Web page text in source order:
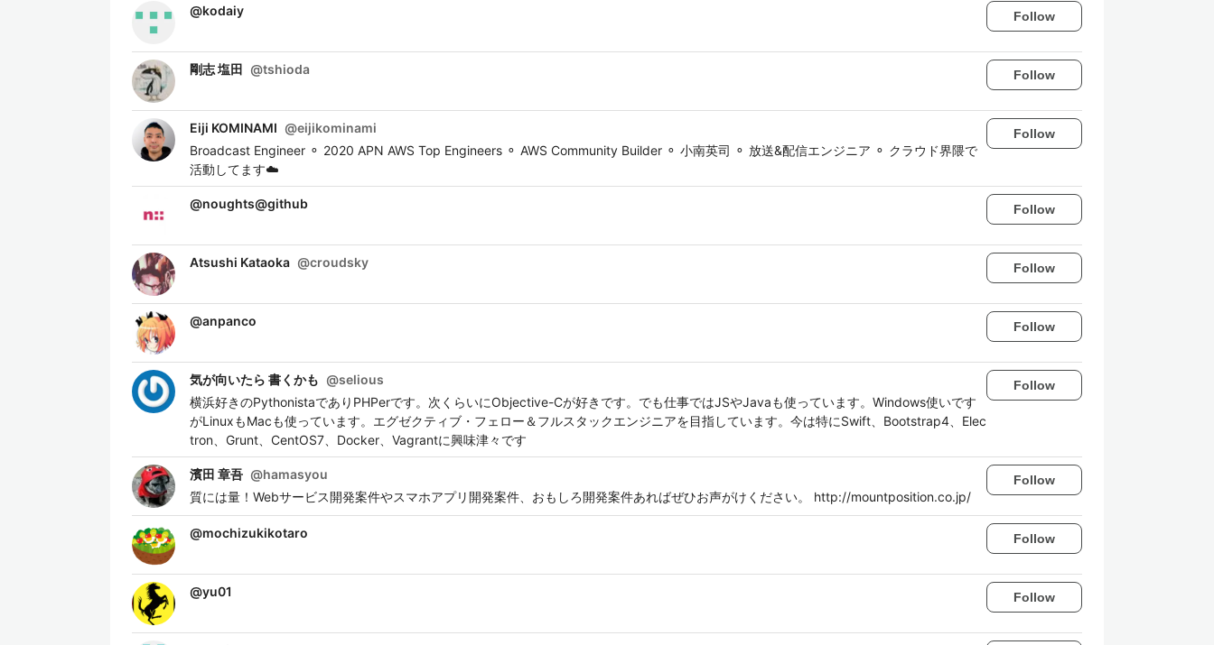
@kodaiy Follow
剛志 塩田 @tshioda Follow
Eiji KOMINAMI @eijikominami
Broadcast Engineer ⚬ 2020 APN AWS Top Engineers ⚬ AWS Community Builder ⚬ 小南英司 ⚬ 放送&配信エンジニア ⚬ クラウド界隈で
活動してます☁️
Follow
@noughts@github Follow
Atsushi Kataoka @croudsky Follow
@anpanco Follow
気が向いたら 書くかも @selious
横浜好きのPythonistaでありPHPerです。次くらいにObjective-Cが好きです。でも仕事ではJSやJavaも使っています。Windows使いです
がLinuxもMacも使っています。エグゼクティブ・フェロー＆フルスタックエンジニアを目指しています。今は特にSwift、Bootstrap4、Elec
tron、Grunt、CentOS7、Docker、Vagrantに興味津々です
Follow
濱田 章吾 @hamasyou
質には量！Webサービス開発案件やスマホアプリ開発案件、おもしろ開発案件あればぜひお声がけください。 http://mountposition.co.jp/
Follow
@mochizukikotaro Follow
@yu01 Follow